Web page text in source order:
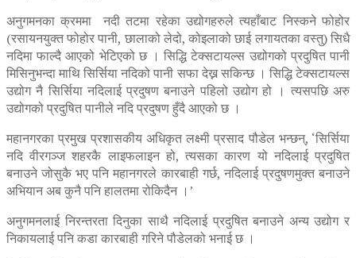
अनुगमनका क्रममा नदी तटमा रहेका उद्योगहरुले त्यहाँबाट निस्कने फोहोर
(रसायनयुक्त फोहोर पानी, छालाको लेदो, कोइलाको छाई लगायतका वस्तु) सिधै
नदिमा फाल्दै आएको भेटिएको छ । सिद्धि टेक्सटायल्स उद्योगको प्रदुषित पानी
मिसिनुभन्दा माथि सिर्सिया नदिको पानी सफा देख्न सकिन्छ । सिद्धि टेक्सटायल्स
उद्योग नै सिर्सिया नदिलाई प्रदुषण बनाउने पहिलो उद्योग हो । त्यसपछि अरु
उद्योगको प्रदुषित पानीले नदि प्रदुषण हुँदै आएको छ ।
महानगरका प्रमुख प्रशासकीय अधिकृत लक्ष्मी प्रसाद पौडेल भन्छन्, ‘सिर्सिया
नदि वीरगञ्ज शहरकै लाइफलाइन हो, त्यसका कारण यो नदिलाई प्रदुषित
बनाउने जोसुकै भए पनि महानगरले कारबाही गर्छ, नदिलाई प्रदुषणमुक्त बनाउने
अभियान अब कुनै पनि हालतमा रोकिदैन ।’
अनुगमनलाई निरन्तरता दिनुका साथै नदिलाई प्रदुषित बनाउने अन्य उद्योग र
निकायलाई पनि कडा कारबाही गरिने पौडेलको भनाई छ ।